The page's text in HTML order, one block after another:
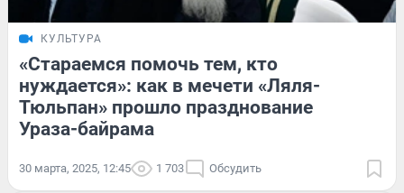
КУЛЬТУРА
«Стараемся помочь тем, кто
нуждается»: как в мечети «Ляля-
Тюльпан» прошло празднование
Ураза-байрама
30 марта, 2025, 12:45 1 703 Обсудить